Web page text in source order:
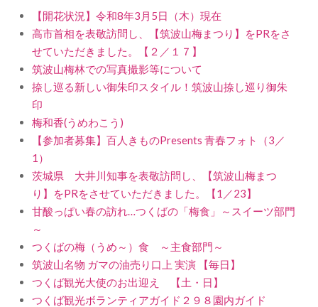
【開花状況】令和8年3月5日（木）現在
高市首相を表敬訪問し、【筑波山梅まつり】をPRをさ
せていただきました。【２／１７】
筑波山梅林での写真撮影等について
捺し巡る新しい御朱印スタイル！筑波山捺し巡り御朱
印
梅和香(うめわこう)
【参加者募集】百人きものPresents 青春フォト（3／
1）
茨城県 大井川知事を表敬訪問し、【筑波山梅まつ
り】をPRをさせていただきました。【1／23】
甘酸っぱい春の訪れ…つくばの「梅食」～スイーツ部門
～
つくばの梅（うめ～）食 ～主食部門～
筑波山名物 ガマの油売り口上 実演 【毎日】
つくば観光大使のお出迎え 【土・日】
つくば観光ボランティアガイド２９８園内ガイド